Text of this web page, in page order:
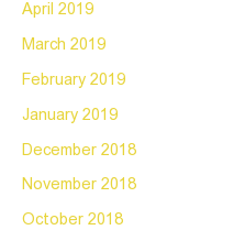
April 2019
March 2019
February 2019
January 2019
December 2018
November 2018
October 2018